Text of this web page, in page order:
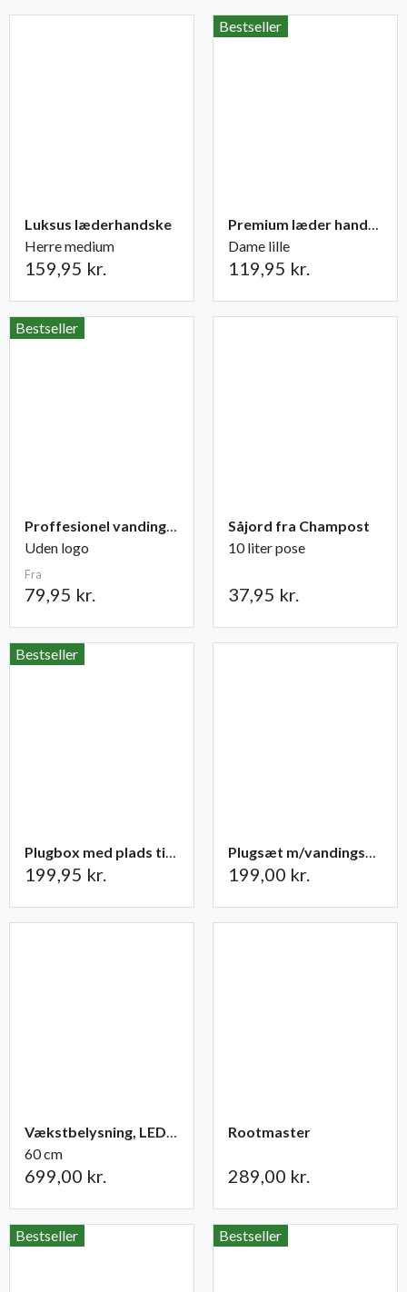
Luksus læderhandske
Herre medium
159,95 kr.
Bestseller
Premium læder handske Flutter
Dame lille
119,95 kr.
Bestseller
Proffesionel vandingspose 100 liter
Uden logo
Fra
79,95 kr.
Såjord fra Champost
10 liter pose
37,95 kr.
Bestseller
Plugbox med plads til 49 planter
199,95 kr.
Plugsæt m/vandingsmåtte 84 celler
199,00 kr.
Vækstbelysning, LED-panel 15 W med adapter
60 cm
699,00 kr.
Rootmaster
289,00 kr.
Bestseller Bestseller